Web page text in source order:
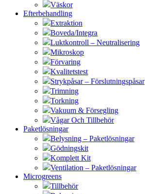
Väskor
Efterbehandling
Extraktion
Boveda/Integra
Luktkontroll – Neutralisering
Mikroskop
Förvaring
Kvalitetstest
Strykpåsar – Förslutningspåsar
Trimning
Torkning
Vakuum & Försegling
Vågar Och Tillbehör
Paketlösningar
Belysning – Paketlösningar
Gödningskit
Komplett Kit
Ventilation – Paketlösningar
Microgreens
Tillbehör